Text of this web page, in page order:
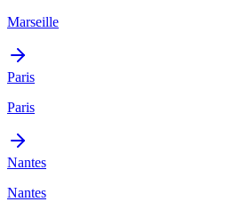
Marseille
Paris
Paris
Nantes
Nantes